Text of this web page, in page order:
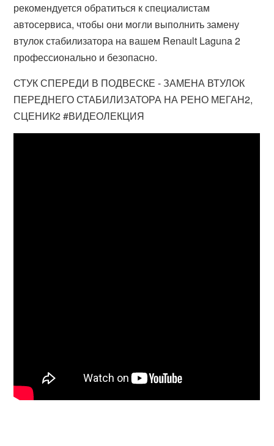
рекомендуется обратиться к специалистам
автосервиса, чтобы они могли выполнить замену
втулок стабилизатора на вашем Renault Laguna 2
профессионально и безопасно.
СТУК СПЕРЕДИ В ПОДВЕСКЕ - ЗАМЕНА ВТУЛОК
ПЕРЕДНЕГО СТАБИЛИЗАТОРА НА РЕНО МЕГАН2,
СЦЕНИК2 #ВИДЕОЛЕКЦИЯ